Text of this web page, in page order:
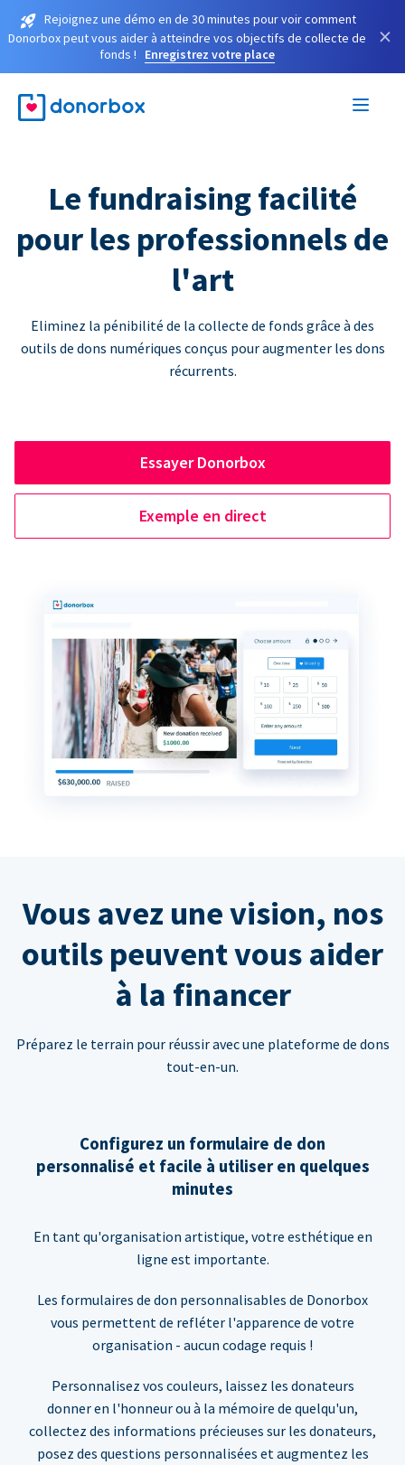
Rejoignez une démo en de 30 minutes pour voir comment
Donorbox peut vous aider à atteindre vos objectifs de collecte de
fonds !
Enregistrez votre place
×
Le fundraising facilité
pour les professionnels de
l'art
Eliminez la pénibilité de la collecte de fonds grâce à des
outils de dons numériques conçus pour augmenter les dons
récurrents.
Essayer Donorbox
Exemple en direct
Vous avez une vision, nos
outils peuvent vous aider
à la financer
Préparez le terrain pour réussir avec une plateforme de dons
tout-en-un.
Configurez un formulaire de don
personnalisé et facile à utiliser en quelques
minutes
En tant qu'organisation artistique, votre esthétique en
ligne est importante.
Les formulaires de don personnalisables de Donorbox
vous permettent de refléter l'apparence de votre
organisation - aucun codage requis !
Personnalisez vos couleurs, laissez les donateurs
donner en l'honneur ou à la mémoire de quelqu'un,
collectez des informations précieuses sur les donateurs,
posez des questions personnalisées et augmentez les